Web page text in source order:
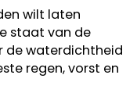
wilt laten
staat van de
de waterdichtheid
regen, vorst en